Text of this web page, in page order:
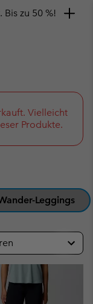
zu 50 %!
Vielleicht
Produkte.
Leggings